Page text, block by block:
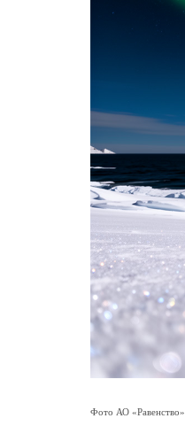
Фото АО «Равенство»